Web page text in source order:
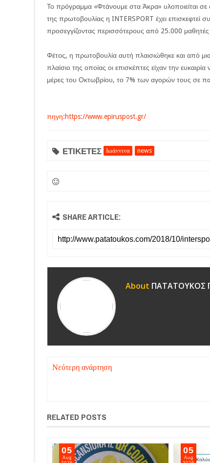
Το πρόγραμμα «Φτάνουμε στα Άκρα» υλοποιείται
της πρωτοβουλίας η INTERSPORT έχει επισκεφτεί
προσεγγίζοντας περισσότερους από 25.000
Φέτος, η πρωτοβουλία αυτή πλαισιώθηκε και από
πλαίσιο της οποίας οι επισκέπτες είχαν την
μέρες του Οκτωβρίου, το 7% των αγορών τους σε
πηγη:https://www.epiruspost.gr/
ΕΤΙΚΕΤΕΣ Ιωάννινα news
SHARE ARTICLE:
About ΠΑΤΑΤΟΥΚΟΣ
Νεότερη ανάρτηση
RELATED POSTS
06
Aug
05
Aug